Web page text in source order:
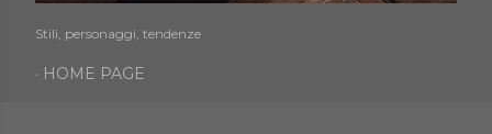
Stili, personaggi, tendenze
HOME PAGE